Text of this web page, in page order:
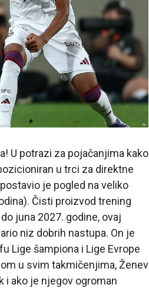
U potrazi za pojačanjima kako
u trci za direktne
je pogled na veliko
Čisti proizvod trening
juna 2027. godine, ovaj
niz dobrih nastupa. On je
Lige šampiona i Lige Evrope
u svim takmičenjima, Ženev
i ako je njegov ogroman